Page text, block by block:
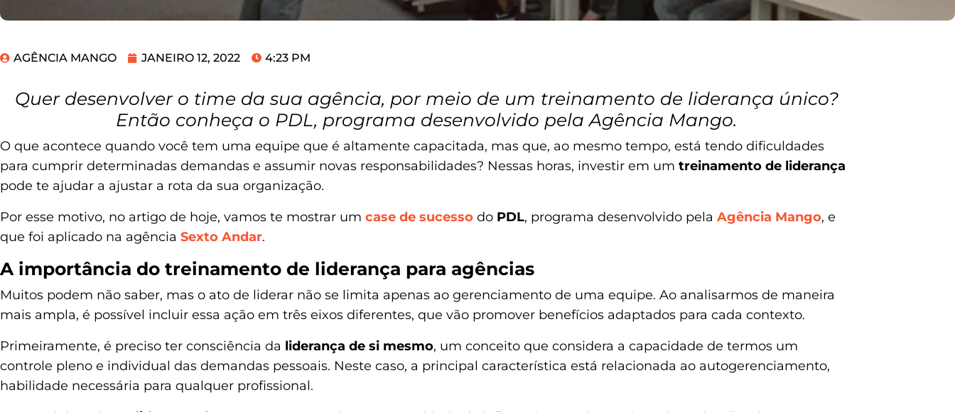
AGÊNCIA MANGO JANEIRO 12, 2022 4:23 PM
Quer desenvolver o time da sua agência, por meio de um treinamento de liderança único?
Então conheça o PDL, programa desenvolvido pela Agência Mango.
O que acontece quando você tem uma equipe que é altamente capacitada, mas que, ao mesmo tempo, está tendo dificuldades
para cumprir determinadas demandas e assumir novas responsabilidades? Nessas horas, investir em um treinamento de liderança
pode te ajudar a ajustar a rota da sua organização.
Por esse motivo, no artigo de hoje, vamos te mostrar um case de sucesso do PDL, programa desenvolvido pela Agência Mango, e
que foi aplicado na agência Sexto Andar.
A importância do treinamento de liderança para agências
Muitos podem não saber, mas o ato de liderar não se limita apenas ao gerenciamento de uma equipe. Ao analisarmos de maneira
mais ampla, é possível incluir essa ação em três eixos diferentes, que vão promover benefícios adaptados para cada contexto.
Primeiramente, é preciso ter consciência da liderança de si mesmo, um conceito que considera a capacidade de termos um
controle pleno e individual das demandas pessoais. Neste caso, a principal característica está relacionada ao autogerenciamento,
habilidade necessária para qualquer profissional.